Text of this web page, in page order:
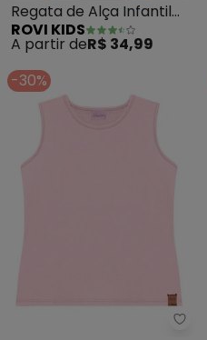
Regata de Alça Infantil
Feminina (Rosa)
ROVI KIDS
A partir deR$ 34,99
-30%